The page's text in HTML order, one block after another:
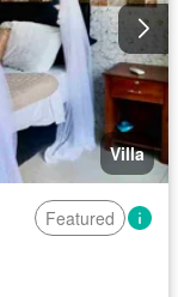
Villa
Featured